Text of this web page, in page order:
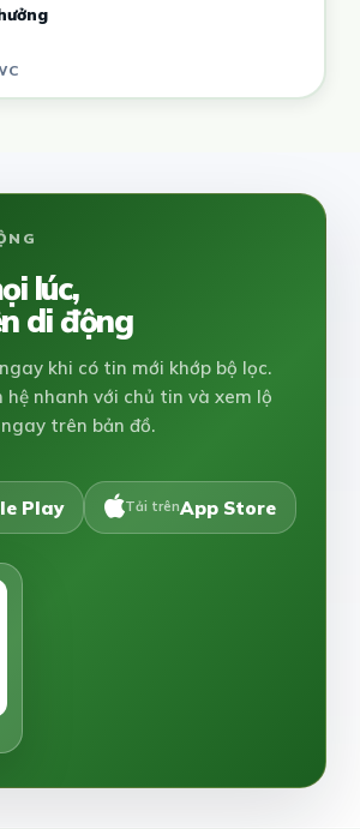
lúc,
di động
khi có tin mới khớp bộ lọc.
hệ nhanh với chủ tin và xem lộ
trên bản đồ.
Play Tải trênApp Store